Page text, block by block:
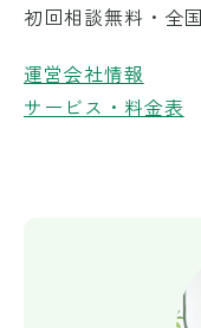
初回相談無料・全
運営会社情報
サービス・料金表